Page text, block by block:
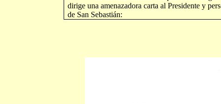
dirige una amenazadora carta al Presidente y
de San Sebastián: